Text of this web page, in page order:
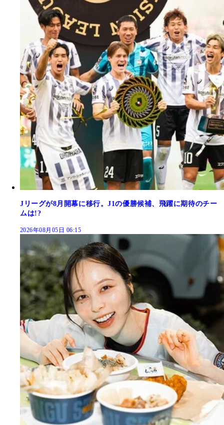
Jリーグが8月開幕に移行。J1の優勝候補、飛躍に期待のチー
ムは!?
2026年08月05日 06:15